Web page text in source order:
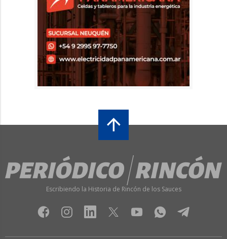
Escribiendo la Historia de Rincón de los Sauces